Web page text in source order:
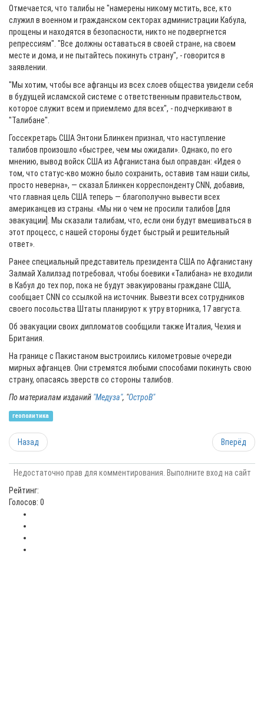
Отмечается, что талибы не "намерены никому мстить, все, кто
служил в военном и гражданском секторах администрации Кабула,
прощены и находятся в безопасности, никто не подвергнется
репрессиям". "Все должны оставаться в своей стране, на своем
месте и дома, и не пытайтесь покинуть страну", - говорится в
заявлении.
"Мы хотим, чтобы все афганцы из всех слоев общества увидели себя
в будущей исламской системе с ответственным правительством,
которое служит всем и приемлемо для всех", - подчеркивают в
"Талибане".
Госсекретарь США Энтони Блинкен признал, что наступление
талибов произошло «быстрее, чем мы ожидали». Однако, по его
мнению, вывод войск США из Афганистана был оправдан: «Идея о
том, что статус-кво можно было сохранить, оставив там наши силы,
просто неверна», — сказал Блинкен корреспонденту CNN, добавив,
что главная цель США теперь — благополучно вывести всех
американцев из страны. «Мы ни о чем не просили талибов [для
эвакуации]. Мы сказали талибам, что, если они будут вмешиваться в
этот процесс, с нашей стороны будет быстрый и решительный
ответ».
Ранее специальный представитель президента США по Афганистану
Залмай Халилзад потребовал, чтобы боевики «Талибана» не входили
в Кабул до тех пор, пока не будут эвакуированы граждане США,
сообщает CNN со ссылкой на источник. Вывезти всех сотрудников
своего посольства Штаты планируют к утру вторника, 17 августа.
Об эвакуации своих дипломатов сообщили также Италия, Чехия и
Британия.
На границе с Пакистаном выстроились километровые очереди
мирных афганцев. Они стремятся любыми способами покинуть свою
страну, опасаясь зверств со стороны талибов.
По материалам изданий "Медуза", "ОстроВ"
геополитика
Назад Вперёд
Недостаточно прав для комментирования. Выполните вход на сайт
Рейтинг:
Голосов: 0